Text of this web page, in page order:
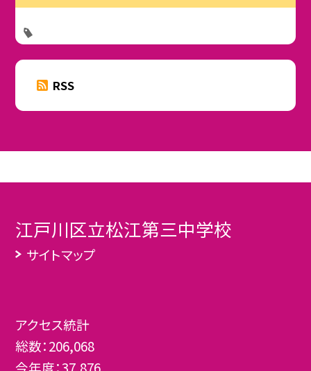
RSS
江戸川区立松江第三中学校
サイトマップ
アクセス統計
総数：206,068
今年度：37,876